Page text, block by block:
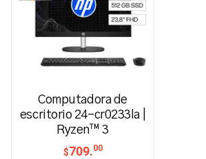
Computadora de
escritorio 24-cr0233la |
Ryzen™ 3
$709.00